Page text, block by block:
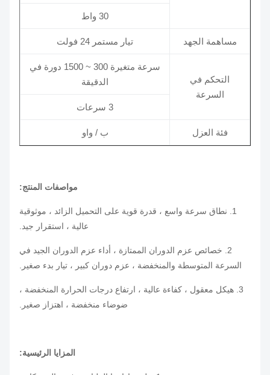
مساهمة الجهد تيار مستمر 24 فولت
التحكم في
السرعة
سرعة متغيرة 300 ~ 1500 دورة في
الدقيقة
فئة العزل ب / واو
مواصفات المنتج:
1. نطاق سرعة واسع ، قدرة قوية على التحميل الزائد ، موثوقية
عالية ، استقرار جيد.
2. خصائص عزم الدوران الممتازة ، أداء عزم الدوران الجيد في
السرعة المتوسطة والمنخفضة ، عزم دوران كبير ، تيار بدء صغير.
3. هيكل معقول ، كفاءة عالية ، ارتفاع درجات الحرارة المنخفضة ،
ضوضاء منخفضة ، اهتزاز صغير.
المزايا الرئيسية: